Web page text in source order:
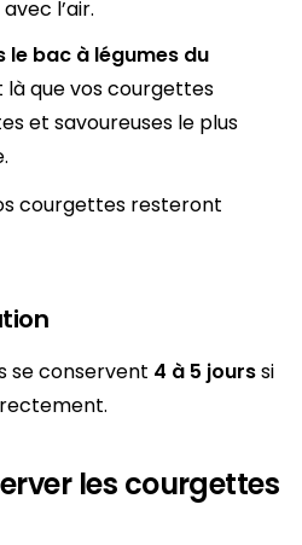
l’air.
le bac à légumes du
là que vos courgettes
et savoureuses le plus
courgettes resteront
se conservent 4 à 5 jourssi
les courgettes